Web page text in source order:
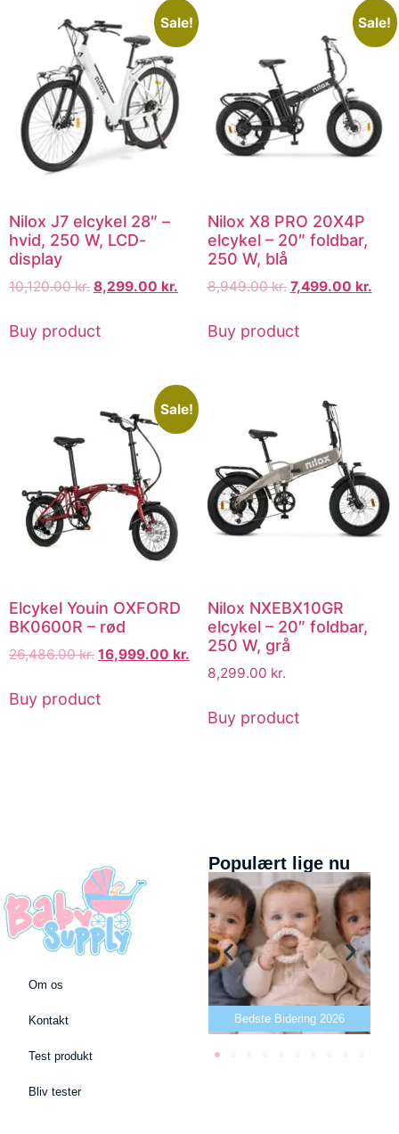
Sale!
Nilox J7 elcykel 28″ –
hvid, 250 W, LCD-
display
10,120.00kr. 8,299.00 kr.
Buy product
Sale!
Nilox X8 PRO 20X4P
elcykel – 20″ foldbar,
250 W, blå
8,949.00kr. 7,499.00 kr.
Buy product
Sale!
Elcykel Youin OXFORD
BK0600R – rød
26,486.00kr. 16,999.00 kr.
Buy product
Nilox NXEBX10GR
elcykel – 20″ foldbar,
250 W, grå
8,299.00 kr.
Buy product
Om os
Kontakt
Test produkt
Bliv tester
Populært lige nu
Bedste puslepude 2026 Bedste Bidering 2026